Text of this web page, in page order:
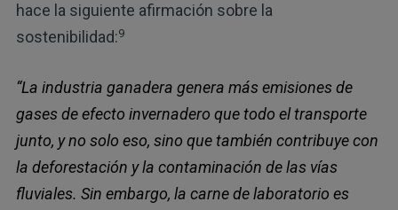
hace la siguiente afirmación sobre la
sostenibilidad:9
“La industria ganadera genera más emisiones de
gases de efecto invernadero que todo el transporte
junto, y no solo eso, sino que también contribuye con
la deforestación y la contaminación de las vías
fluviales. Sin embargo, la carne de laboratorio es